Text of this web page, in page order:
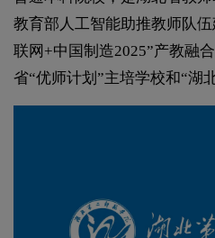
教育部人工智能助推教师队
联网+中国制造2025”产教融
省“优师计划”主培学校和“湖